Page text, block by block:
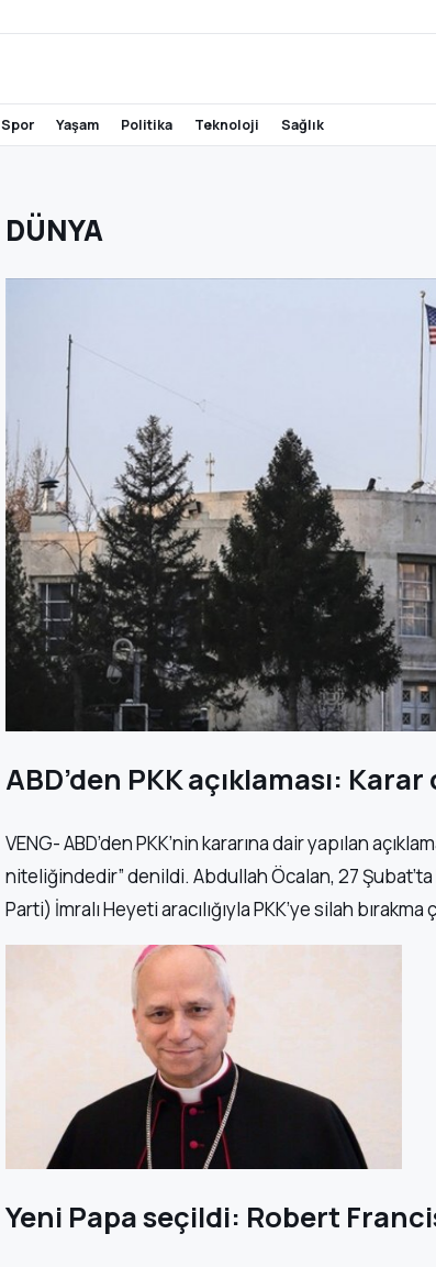
spor yaşam politika teknoloji sağlık
DÜNYA
ABD’den PKK açıklaması:
VENG- ABD’den PKK’nin kararına dair yapılan
niteliğindedir” denildi. Abdullah Öcalan, 27
Parti) İmralı Heyeti aracılığıyla PKK’ye silah bırakma
Yeni Papa seçildi: Robert